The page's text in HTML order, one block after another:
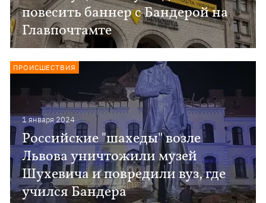
повесить баннер с Бандерой на
Главпочтамте
1 января 2024
Российские "шахеды" возле
Львова уничтожили музей
Шухевича и повредили вуз, где
учился Бандера
ПРОИСШЕСТВИЯ